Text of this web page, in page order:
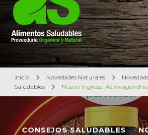
Alimentos Saludables – Dietética
Proveeduría Orgánica y Natural
Inicio Novedades Naturales
Saludables
Nuevo Ingreso: Ashwagandha
CONSEJOS SALUDABLES